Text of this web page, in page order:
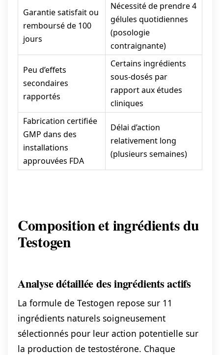
Garantie satisfait ou
remboursé de 100
jours
Nécessité de prendre 4
gélules quotidiennes
(posologie
contraignante)
Peu d’effets
secondaires
rapportés
Certains ingrédients
sous-dosés par
rapport aux études
cliniques
Fabrication certifiée
GMP dans des
installations
approuvées FDA
Délai d’action
relativement long
(plusieurs semaines)
Composition et ingrédients du
Testogen
Analyse détaillée des ingrédients actifs
La formule de Testogen repose sur 11
ingrédients naturels soigneusement
sélectionnés pour leur action potentielle sur
la production de testostérone. Chaque